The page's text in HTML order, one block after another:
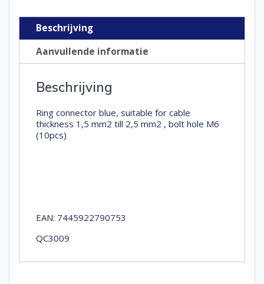
Beschrijving
Aanvullende informatie
Beschrijving
Ring connector blue, suitable for cable
thickness 1,5 mm2 till 2,5 mm2 , bolt hole M6
(10pcs)
EAN: 7445922790753
QC3009